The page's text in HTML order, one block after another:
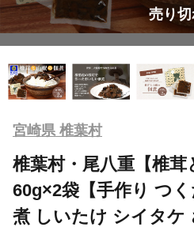
売り
宮崎県 椎葉村
椎葉村・尾八重【椎茸
60g×2袋【手作り つ
煮 しいたけ シイタケ